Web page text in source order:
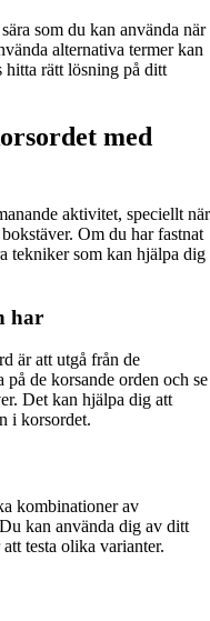
som du kan använda när
alternativa termer kan
rätt lösning på ditt
med
aktivitet, speciellt när
Om du har fastnat
tekniker som kan hjälpa dig
har
är att utgå från de
de korsande orden och se
Det kan hjälpa dig att
i korsordet.
kombinationer av
kan använda dig av ditt
testa olika varianter.